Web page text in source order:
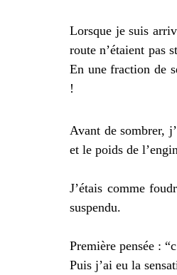
Lorsque je suis
route n’étaient pas
En une fraction de
!
Avant de sombrer,
et le poids de
J’étais comme
suspendu.
Première pensée :
Puis j’ai eu la